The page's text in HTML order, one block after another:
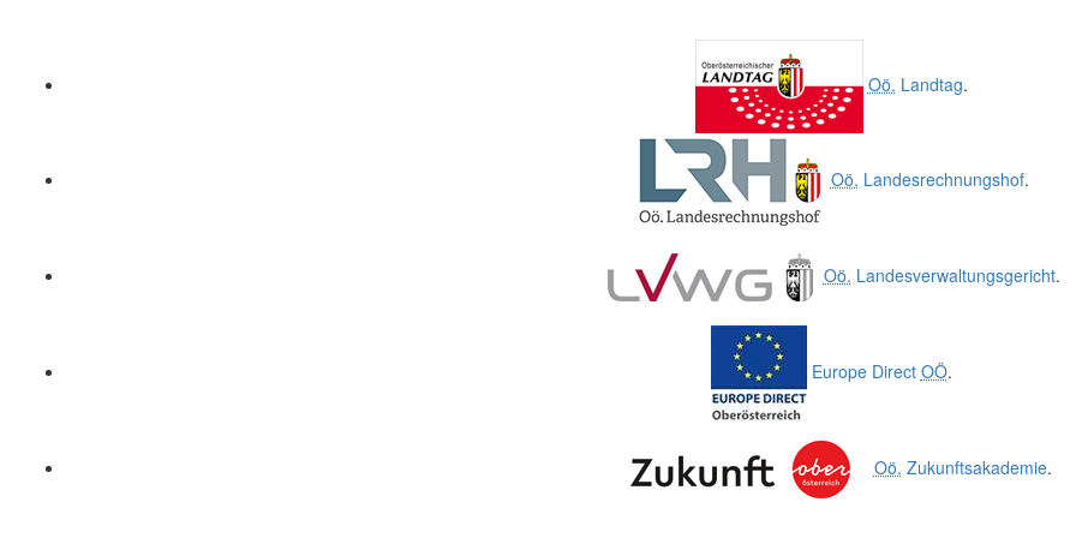
Oö. Landtag.
Oö. Landesrechnungshof.
Oö. Landesverwaltungsgericht.
Europe Direct OÖ.
Oö. Zukunftsakademie.